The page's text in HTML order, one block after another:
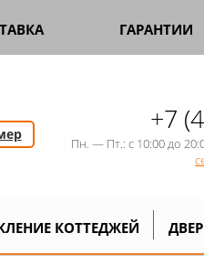
ГАРАНТИИ
+7
Пн. — Пт.: с 10:00 до
КОТТЕДЖЕЙ